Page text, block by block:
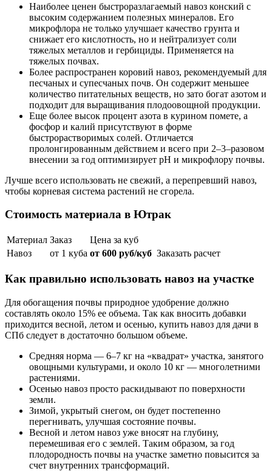
Наиболее ценен быстроразлагаемый навоз конский с
высоким содержанием полезных минералов. Его
микрофлора не только улучшает качество грунта и
снижает его кислотность, но и нейтрализует соли
тяжелых металлов и гербициды. Применяется на
тяжелых почвах.
Более распространен коровий навоз, рекомендуемый для
песчаных и супесчаных почв. Он содержит меньшее
количество питательных веществ, но зато богат азотом и
подходит для выращивания плодоовощной продукции.
Еще более высок процент азота в курином помете, а
фосфор и калий присутствуют в форме
быстрорастворимых солей. Отличается
пролонгированным действием и всего при 2–3–разовом
внесении за год оптимизирует pH и микрофлору почвы.
Лучше всего использовать не свежий, а перепревший навоз,
чтобы корневая система растений не сгорела.
Стоимость материала в Ютрак
Материал Заказ
Цена за куб
Навоз
от 1 куба от 600 руб/куб Заказать расчет
Как правильно использовать навоз на участке
Для обогащения почвы природное удобрение должно
составлять около 15% ее объема. Так как вносить добавки
приходится весной, летом и осенью, купить навоз для дачи в
СПб следует в достаточно большом объеме.
Средняя норма — 6–7 кг на «квадрат» участка, занятого
овощными культурами, и около 10 кг — многолетними
растениями.
Осенью навоз просто раскидывают по поверхности
земли.
Зимой, укрытый снегом, он будет постепенно
перегнивать, улучшая состояние почвы.
Весной и летом навоз уже вносят на глубину,
перемешивая его с землей. Таким образом, за год
плодородность почвы на участке заметно повысится за
счет внутренних трансформаций.